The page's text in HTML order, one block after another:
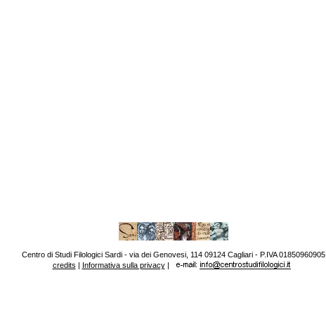
Centro di Studi Filologici Sardi - via dei Genovesi, 114 09124 Cagliari - P.IVA 01850960905
credits | Informativa sulla privacy|